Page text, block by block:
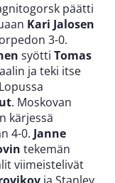
päätti
Kari Jalosen
3-0.
syötti Tomas
ja teki itse
. Moskovan
kärjessä
4-0. Janne
tekemän
viimeistelivät